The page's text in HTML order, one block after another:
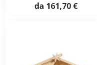
da 161,70 €